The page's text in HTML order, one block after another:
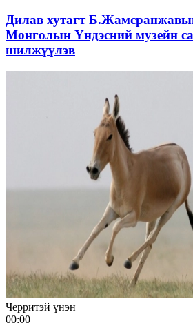
Дилав хутагт
Монголын Үндэсний музейн
шилжүүлэв
Черритэй үнэн
00:00